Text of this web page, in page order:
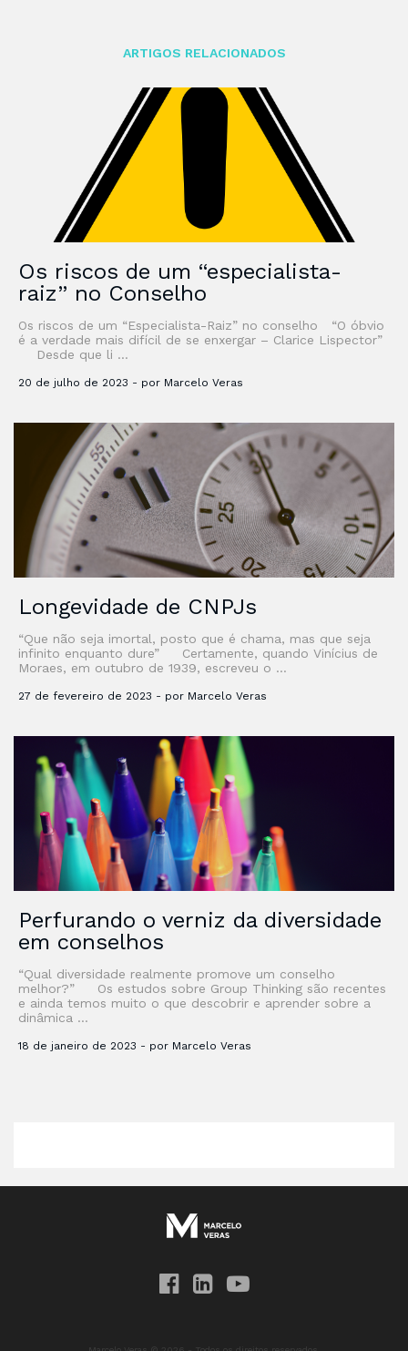
ARTIGOS RELACIONADOS
Os riscos de um “especialista-
raiz” no Conselho
Os riscos de um “Especialista-Raiz” no conselho “O óbvio
é a verdade mais difícil de se enxergar – Clarice Lispector”
Desde que li …
20 de julho de 2023 - por Marcelo Veras
Longevidade de CNPJs
“Que não seja imortal, posto que é chama, mas que seja
infinito enquanto dure” Certamente, quando Vinícius de
Moraes, em outubro de 1939, escreveu o …
27 de fevereiro de 2023 - por Marcelo Veras
Perfurando o verniz da diversidade
em conselhos
“Qual diversidade realmente promove um conselho
melhor?” Os estudos sobre Group Thinking são recentes
e ainda temos muito o que descobrir e aprender sobre a
dinâmica …
18 de janeiro de 2023 - por Marcelo Veras